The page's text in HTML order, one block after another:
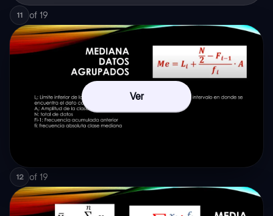
11 of 19
Ver
12 of 19